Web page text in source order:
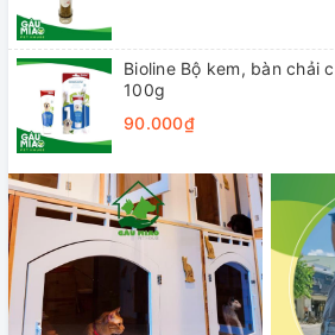
Bioline Bộ kem, bàn chải
100g
90.000₫